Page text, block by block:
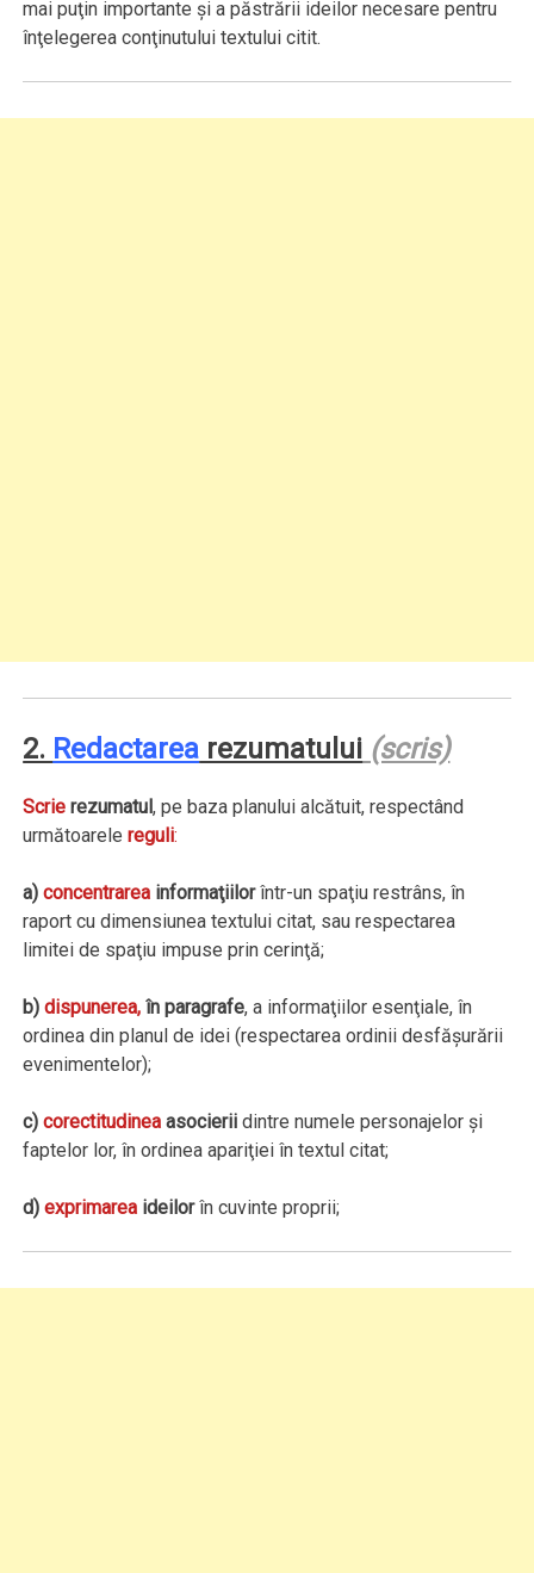
mai puţin importante şi a păstrării ideilor necesare pentru
înţelegerea conţinutului textului citit.
2. Redactarea rezumatului (scris)
Scrie rezumatul, pe baza planului alcătuit, respectând
următoarelereguli:
a) concentrarea informaţiilorîntr-un spaţiu restrâns, în
raport cu dimensiunea textului citat, sau respectarea
limitei de spaţiu impuse prin cerinţă;
b) dispunerea, în paragrafe, a informaţiilor esenţiale, în
ordinea din planul de idei (respectarea ordinii desfăşurării
evenimentelor);
c) corectitudinea asocierii dintre numele personajelor şi
faptelor lor, în ordinea apariţiei în textul citat;
d) exprimarea ideilorîn cuvinte proprii;